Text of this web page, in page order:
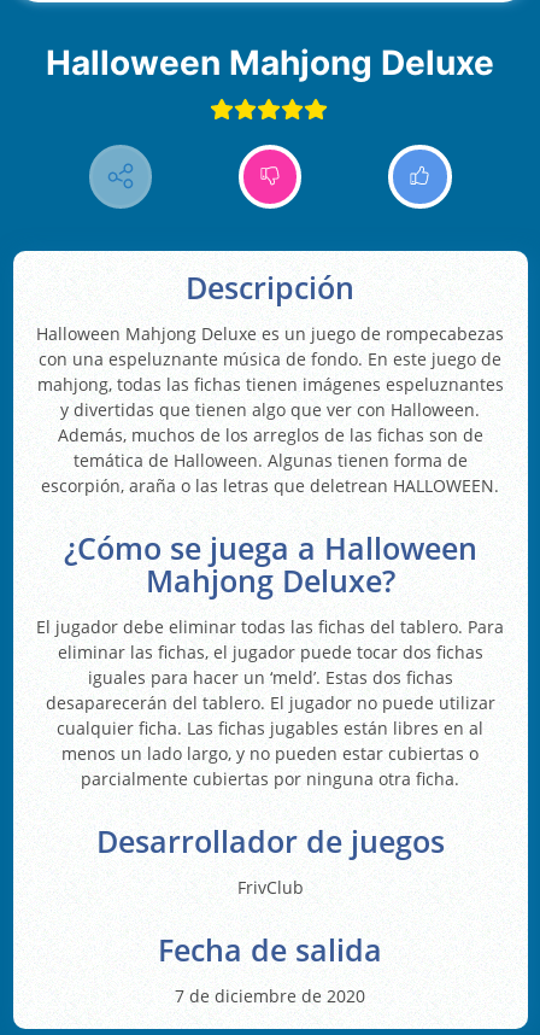
Halloween Mahjong Deluxe
Descripción
Halloween Mahjong Deluxe es un juego de rompecabezas
con una espeluznante música de fondo. En este juego de
mahjong, todas las fichas tienen imágenes espeluznantes
y divertidas que tienen algo que ver con Halloween.
Además, muchos de los arreglos de las fichas son de
temática de Halloween. Algunas tienen forma de
escorpión, araña o las letras que deletrean HALLOWEEN.
¿Cómo se juega a Halloween
Mahjong Deluxe?
El jugador debe eliminar todas las fichas del tablero. Para
eliminar las fichas, el jugador puede tocar dos fichas
iguales para hacer un ‘meld’. Estas dos fichas
desaparecerán del tablero. El jugador no puede utilizar
cualquier ficha. Las fichas jugables están libres en al
menos un lado largo, y no pueden estar cubiertas o
parcialmente cubiertas por ninguna otra ficha.
Desarrollador de juegos
FrivClub
Fecha de salida
7 de diciembre de 2020